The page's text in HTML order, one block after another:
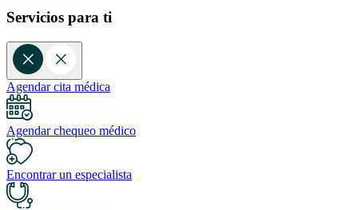
Servicios para ti
Agendar cita médica
Agendar chequeo médico
Encontrar un especialista